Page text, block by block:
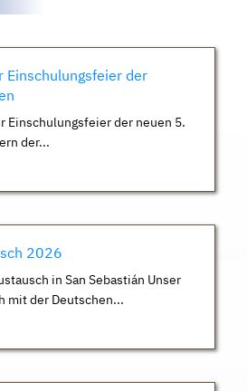
Einschulungsfeier der
Einschulungsfeier der neuen 5.
der...
2026
in San Sebastián Unser
mit der Deutschen...